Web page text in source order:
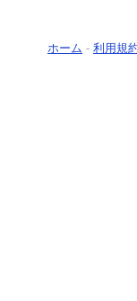
ホーム - 利用規